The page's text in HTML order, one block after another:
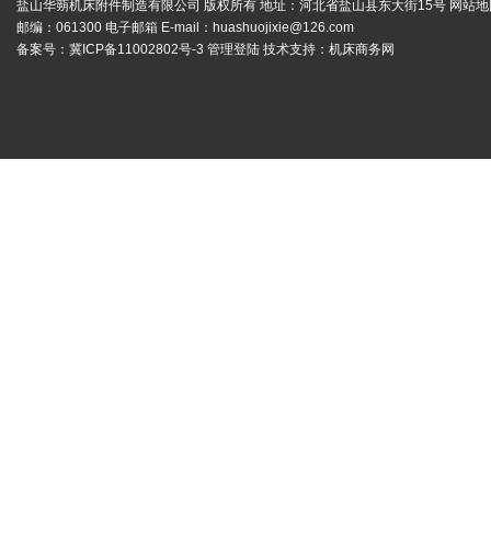
盐山华蒴机床附件制造有限公司 版权所有 地址：河北省盐山县东大街15号 网站
邮编：061300 电子邮箱 E-mail： huashuojixie@126.com
备案号： 冀ICP备11002802号-3 管理登陆 技术支持： 机床商务网